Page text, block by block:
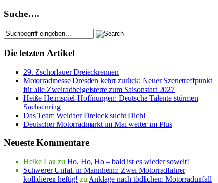
Suche….
Die letzten Artikel
29. Zschorlauer Dreieckrennen
Motorradmesse Dresden kehrt zurück: Neuer Szenetreffpunkt
für alle Zweiradbeigeisterte zum Saisonstart 2027
Heiße Heimspiel-Hoffnungen: Deutsche Talente stürmen
Sachsenring
Das Team Weidaer Dreieck sucht Dich!
Deutscher Motorradmarkt im Mai weiter im Plus
Neueste Kommentare
Heike Lau zu Ho, Ho, Ho – bald ist es wieder soweit!
Schwerer Unfall in Mannheim: Zwei Motorradfahrer
kollidieren heftig! zu Anklage nach tödlichem Motorradunfall